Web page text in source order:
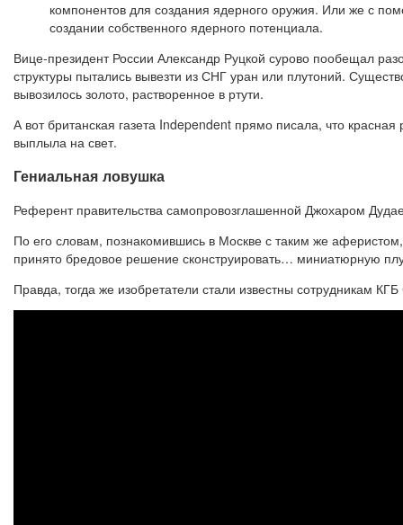
компонентов для создания ядерного оружия. Или же с
создании собственного ядерного потенциала.
Вице-президент России Александр Руцкой сурово пообещал
структуры пытались вывезти из СНГ уран или плутоний.
вывозилось золото, растворенное в ртути.
А вот британская газета Independent прямо писала, что
выплыла на свет.
Гениальная ловушка
Референт правительства самопровозглашенной Джохаром
По его словам, познакомившись в Москве с таким же
принято бредовое решение сконструировать… миниатюрную
Правда, тогда же изобретатели стали известны сотрудникам